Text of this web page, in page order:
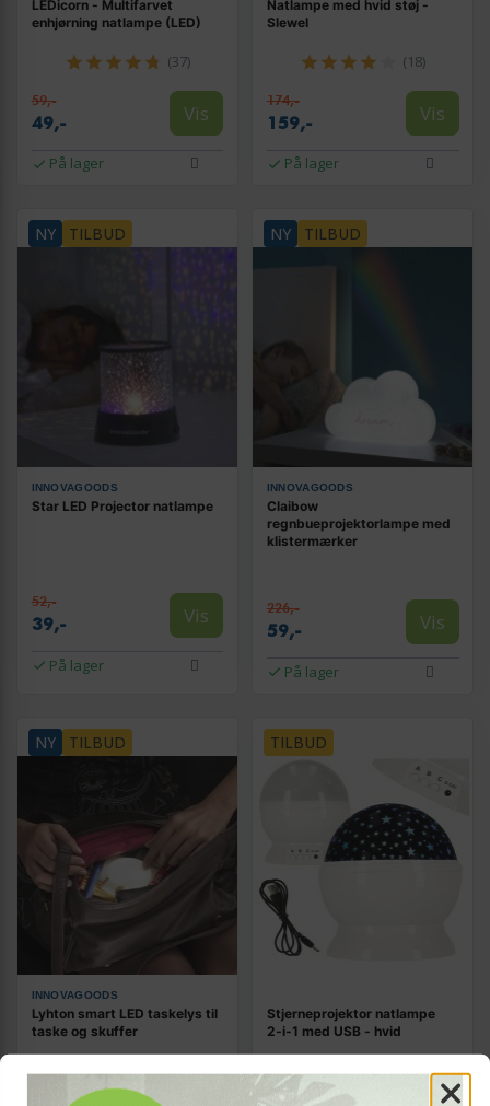
LEDicorn - Multifarvet
enhjørning natlampe (LED)
(37)
59,-
49,- Vis
På lager
Natlampe med hvid støj -
Slewel
(18)
174,-
159,- Vis
På lager
NY TILBUD
INNOVAGOODS
Star LED Projector natlampe
52,-
39,- Vis
På lager
NY TILBUD
INNOVAGOODS
Claibow
regnbueprojektorlampe med
klistermærker
226,-
59,- Vis
På lager
NY TILBUD
INNOVAGOODS
Lyhton smart LED taskelys til
taske og skuffer
TILBUD
Stjerneprojektor natlampe
2‑i‑1 med USB - hvid